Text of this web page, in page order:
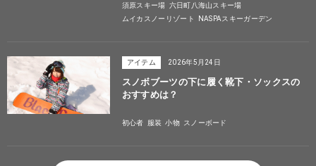
須原スキー場 六日町八海山スキー場
ムイカスノーリゾート
NASPAスキーガーデン
アイテム 2026年5月24日
スノボブーツの下に履く靴下・ソックスの
おすすめは？
初心者 服装 小物 スノーボード